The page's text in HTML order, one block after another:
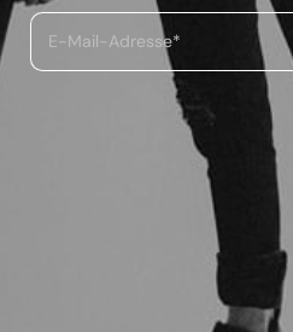
E-Mail-Adresse*